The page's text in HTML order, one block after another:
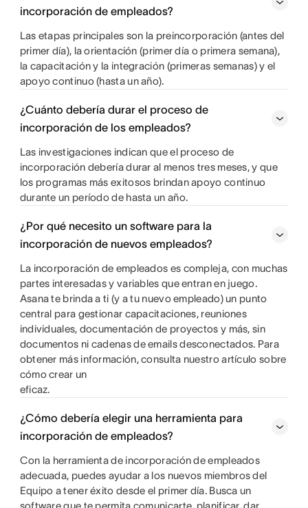
incorporación de empleados?
Las etapas principales son la preincorporación (antes del
primer día), la orientación (primer día o primera semana),
la capacitación y la integración (primeras semanas) y el
apoyo continuo (hasta un año).
¿Cuánto debería durar el proceso de
incorporación de los empleados?
Las investigaciones indican que el proceso de
incorporación debería durar al menos tres meses, y que
los programas más exitosos brindan apoyo continuo
durante un período de hasta un año.
¿Por qué necesito un software para la
incorporación de nuevos empleados?
La incorporación de empleados es compleja, con muchas
partes interesadas y variables que entran en juego.
Asana te brinda a ti (y a tu nuevo empleado) un punto
central para gestionar capacitaciones, reuniones
individuales, documentación de proyectos y más, sin
documentos ni cadenas de emails desconectados. Para
obtener más información, consulta nuestro artículo sobre
cómo crear un
eficaz.
¿Cómo debería elegir una herramienta para
incorporación de empleados?
Con la herramienta de incorporación de empleados
adecuada, puedes ayudar a los nuevos miembros del
Equipo a tener éxito desde el primer día. Busca un
software que te permita comunicarte, planificar, dar